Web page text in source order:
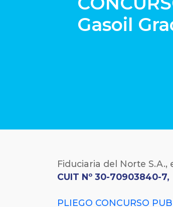
Gasoil
Fiduciaria del Norte
CUIT Nº 30-70903840-7,
PLIEGO CONCURSO